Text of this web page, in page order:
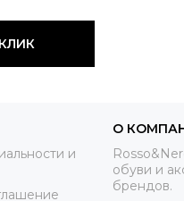
В 1 КЛИК
и
О
обуви и
брендов.